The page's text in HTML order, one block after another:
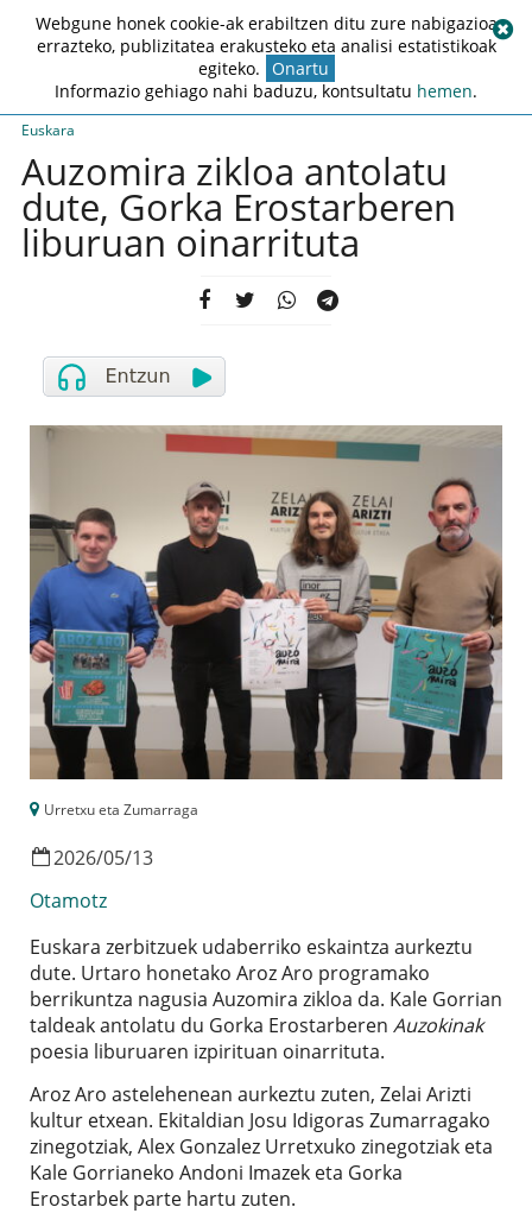
Euskara
Auzomira zikloa antolatu
dute, Gorka Erostarberen
liburuan oinarrituta
Urretxu eta Zumarraga
2026/05/13
Otamotz
Euskara zerbitzuek udaberriko eskaintza aurkeztu
dute. Urtaro honetako Aroz Aro programako
berrikuntza nagusia Auzomira zikloa da. Kale Gorrian
taldeak antolatu du Gorka Erostarberen Auzokinak
poesia liburuaren izpirituan oinarrituta.
Aroz Aro astelehenean aurkeztu zuten, Zelai Arizti
kultur etxean. Ekitaldian Josu Idigoras Zumarragako
zinegotziak, Alex Gonzalez Urretxuko zinegotziak eta
Kale Gorrianeko Andoni Imazek eta Gorka
Erostarbek parte hartu zuten.
Webgune honek cookie-ak erabiltzen ditu zure nabigazioa
errazteko, publizitatea erakusteko eta analisi estatistikoak
egiteko. Onartu
Informazio gehiago nahi baduzu, kontsultatu hemen.